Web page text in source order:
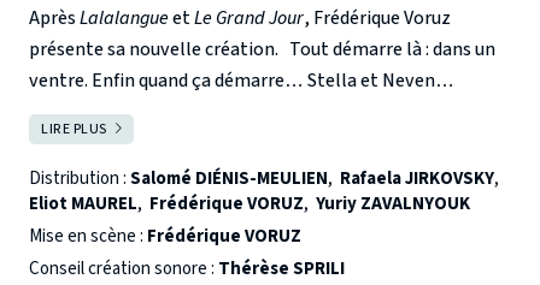
AprèsLalalangueetLe Grand Jour, Frédérique Voruz
présente sa nouvelle création. Tout démarre là : dans un
ventre. Enfin quand ça démarre… Stella et Neven
n’arrivent pas à avoir d’enfant. Commencent les
protocoles, les espoirs qui vacillent, les médecins, les
Bonnes Fées pas si bonnes que ça, mais toujours, au milieu
de cela, le désir « d’amener un petit bébé sur la terre qu’on
va aimer plus que tout ». Et la Terre, comment elle a été
créée la Terre ? Ne serait-ce pas de la science-fiction de
LIRE PLUS
Distribution :Salomé DIÉNIS-MEULIEN, Rafaela JIRKOVSKY,
Eliot MAUREL, Frédérique VORUZ, Yuriy ZAVALNYOUK
Mise en scène : Frédérique VORUZ
Conseil création sonore : Thérèse SPRILI